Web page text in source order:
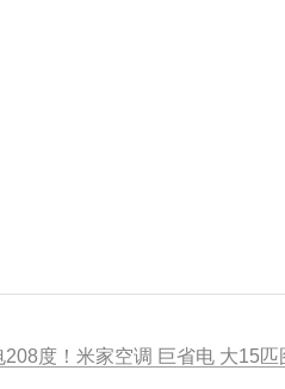
度！米家空调 巨省电 大15匹